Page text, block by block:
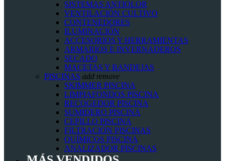
SISTEMAS ANTIOLOR
VENTILACIÓN CULTIVO
CONTENEDORES
ILUMINACIÓN
ACCESORIOS Y HERRAMIENTAS
ARMARIOS E INVERNADEROS
SECADO
MACETAS Y BANDEJAS
PISCINAS add remove
SKIMMER PISCINA
LIMPIAFONDOS PISCINA
RECOGEDOR PISCINA
SUMIDERO PISCINA
CEPILLO PISCINA
FILTRACIÓN PISCINAS
QUÍMICOS PISCINA
ANALIZADOR PISCINAS